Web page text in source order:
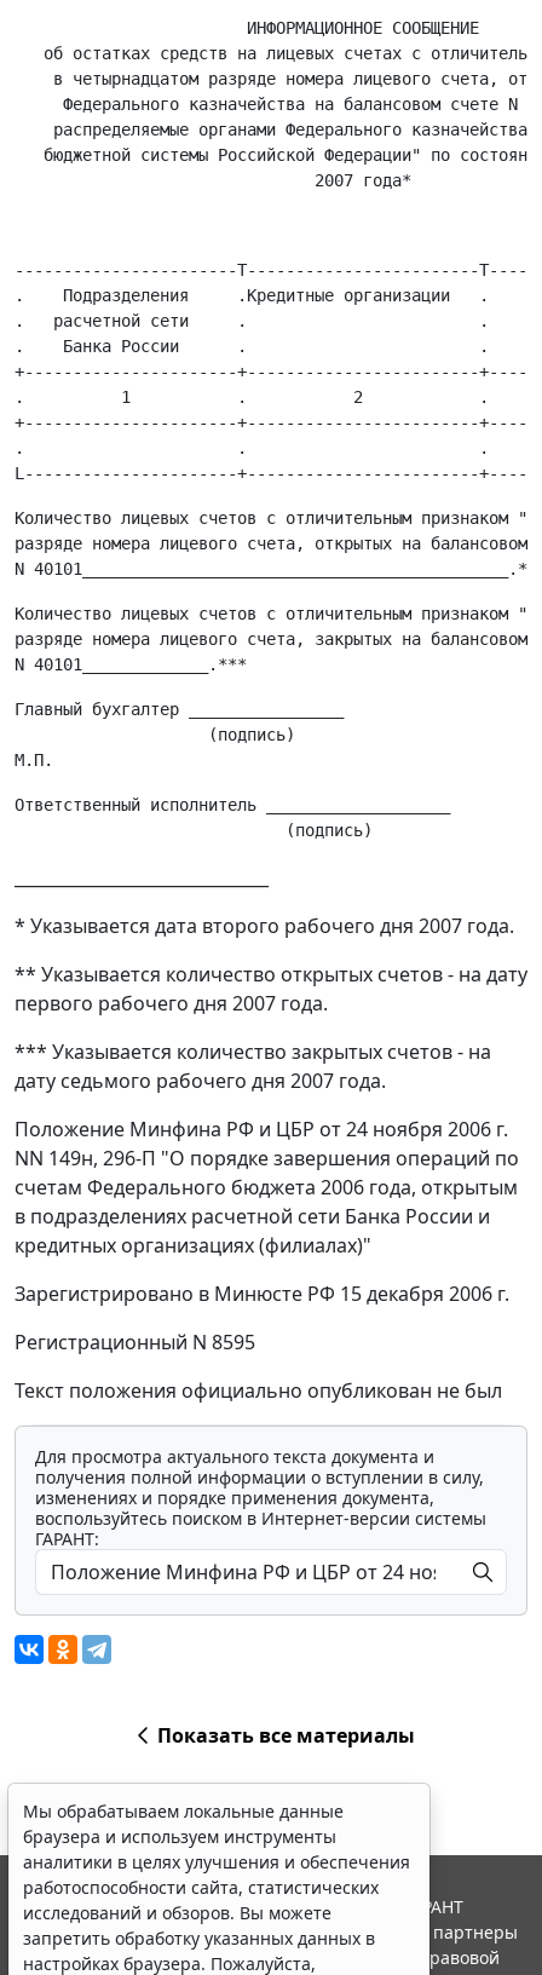
                        ИНФОРМАЦИОННОЕ СООБЩЕНИЕ
об остатках средств на лицевых счетах с
в четырнадцатом разряде номера лицевого счета,
Федерального казначейства на балансовом счете N
распределяемые органами Федерального казначейства
бюджетной системы Российской Федерации" по
-----------------------T------------------------
.    Подразделения     .Кредитные организации
.   расчетной сети     .                        .
.    Банка России      .                        .
+----------------------+------------------------
.          1           .           2            .
+----------------------+------------------------
.                      .                        .
Количество лицевых счетов с отличительным признаком
разряде номера лицевого счета, открытых на балансовом
Количество лицевых счетов с отличительным признаком
разряде номера лицевого счета, закрытых на балансовом
Главный бухгалтер ________________
                    (подпись)
Ответственный исполнитель ___________________
* Указывается дата второго рабочего дня 2007 года.
** Указывается количество открытых счетов - на дату
первого рабочего дня 2007 года.
*** Указывается количество закрытых счетов - на
дату седьмого рабочего дня 2007 года.
Положение Минфина РФ и ЦБР от 24 ноября 2006 г.
NN 149н, 296-П "О порядке завершения операций по
счетам Федерального бюджета 2006 года, открытым
в подразделениях расчетной сети Банка России и
кредитных организациях (филиалах)"
Зарегистрировано в Минюсте РФ 15 декабря 2006 г.
Регистрационный N 8595
Текст положения официально опубликован не был
Для просмотра актуального текста документа и
получения полной информации о вступлении в силу,
изменениях и порядке применения документа,
воспользуйтесь поиском в Интернет-версии системы
ГАРАНТ:
Показать все материалы
Мы обрабатываем локальные данные
браузера и используем инструменты
аналитики в целях улучшения и обеспечения
работоспособности сайта, статистических
исследований и обзоров. Вы можете
запретить обработку указанных данных в
настройках браузера. Пожалуйста,
© ООО "НПП "ГАРАНТ-СЕРВИС", 2026. Система ГАРАНТ
выпускается с 1990 года. Компания "Гарант" и ее партнеры
являются участниками Российской ассоциации правовой